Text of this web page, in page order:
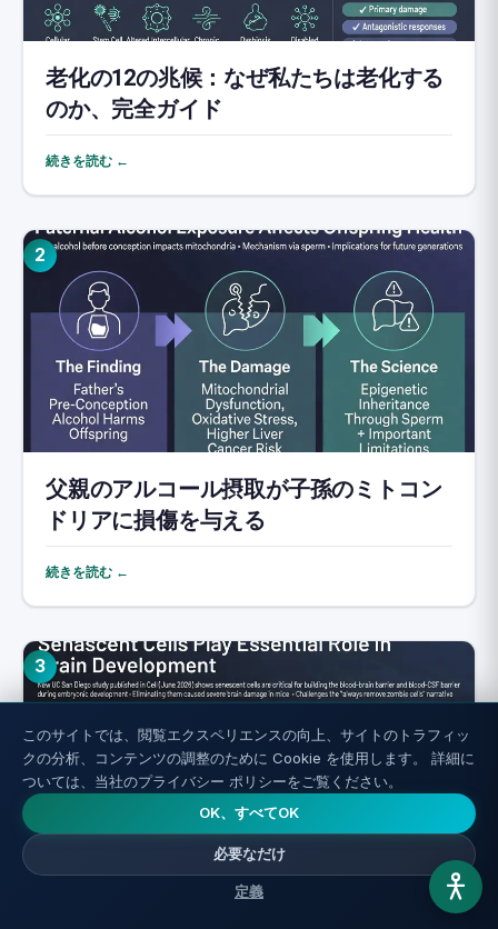
老化の12の兆候：なぜ私たちは老化する
のか、完全ガイド
続きを読む ←
2
父親のアルコール摂取が子孫のミトコン
ドリアに損傷を与える
続きを読む ←
3
脳内ゾンビ細胞：なぜ単純に全てを排除
このサイトでは、閲覧エクスペリエンスの向上、サイトのトラフィッ
クの分析、コンテンツの調整のために Cookie を使用します。 詳細に
ついては、当社のプライバシー ポリシーをご覧ください。
OK、すべてOK
必要なだけ
定義